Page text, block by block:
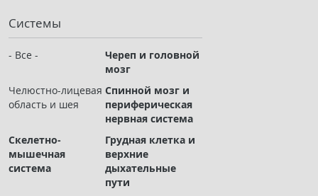
Клинические наблюдения
Чат RADIOMED
ОБРАЗОВАНИЕ
Интерактивные задания
Системы
- Все -
Череп и головной
мозг
Челюстно-лицевая
область и шея
Спинной мозг и
периферическая
нервная система
Скелетно-
мышечная
система
Грудная клетка и
верхние
дыхательные
пути